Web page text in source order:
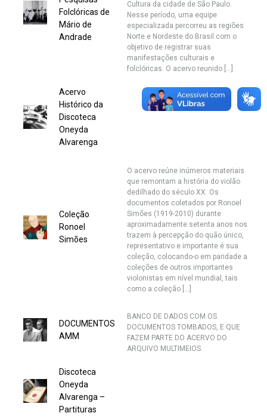
Folclóricas de
Mário de
Andrade
Cultura da cidade de São Paulo.
Nesse período, uma equipe
especializada percorreu as regiões
Norte e Nordeste do Brasil com o
objetivo de registrar suas
manifestações culturais e
folclóricas. O acervo reunido […]
Acervo
Histórico da
Discoteca
Oneyda
Alvarenga
Coleção
Ronoel
Simões
O acervo reúne inúmeros materiais
que remontam a história do violão
dedilhado do século XX. Os
documentos coletados por Ronoel
Simões (1919-2010) durante
aproximadamente setenta anos nos
trazem à percepção do quão único,
representativo e importante é sua
coleção, colocando-o em paridade a
coleções de outros importantes
violonistas em nível mundial, tais
como a coleção […]
DOCUMENTOS
AMM
BANCO DE DADOS COM OS
DOCUMENTOS TOMBADOS, E QUE
FAZEM PARTE DO ACERVO DO
ARQUIVO MULTIMEIOS.
Discoteca
Oneyda
Alvarenga –
Partituras